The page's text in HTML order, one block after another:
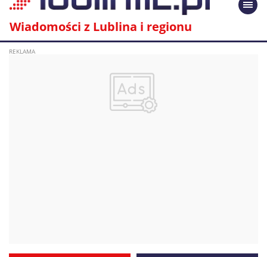
Wiadomości z Lublina i regionu